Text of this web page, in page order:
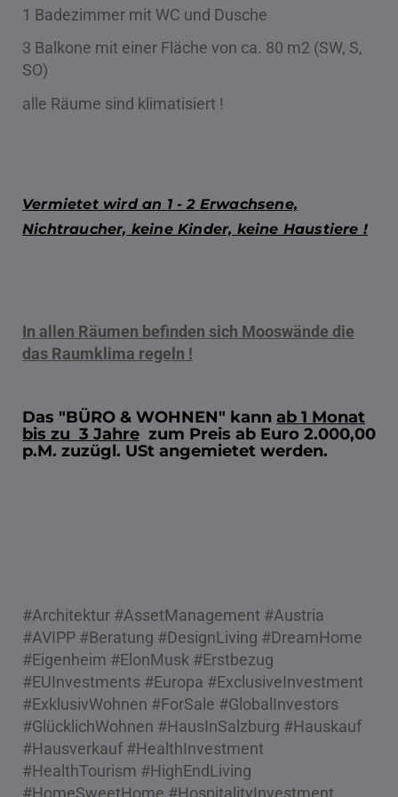
1 Badezimmer mit WC und Dusche
3 Balkone mit einer Fläche von ca. 80 m2 (SW, S,
SO)
alle Räume sind klimatisiert !
Vermietet wird an 1 - 2 Erwachsene,
Nichtraucher, keine Kinder, keine Haustiere !
In allen Räumen befinden sich Mooswände die
das Raumklima regeln !
Das "BÜRO & WOHNEN" kann ab 1 Monat
bis zu 3 Jahre zum Preis ab Euro 2.000,00
p.M. zuzügl. USt angemietet werden.
#Architektur #AssetManagement #Austria
#AVIPP #Beratung #DesignLiving #DreamHome
#Eigenheim #ElonMusk #Erstbezug
#EUInvestments #Europa #ExclusiveInvestment
#ExklusivWohnen #ForSale #GlobalInvestors
#GlücklichWohnen #HausInSalzburg #Hauskauf
#Hausverkauf #HealthInvestment
#HealthTourism #HighEndLiving
#HomeSweetHome #HospitalityInvestment